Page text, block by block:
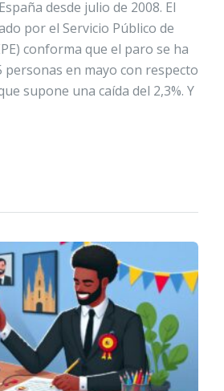
desde julio de 2008. El
por el Servicio Público de
conforma que el paro se ha
personas en mayo con respecto
supone una caída del 2,3%. Y